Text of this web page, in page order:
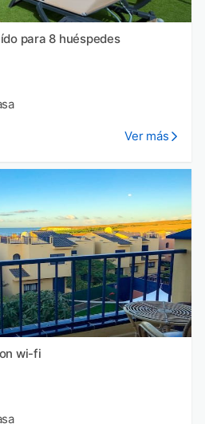
para 8 huéspedes
Ver más
wi-fi